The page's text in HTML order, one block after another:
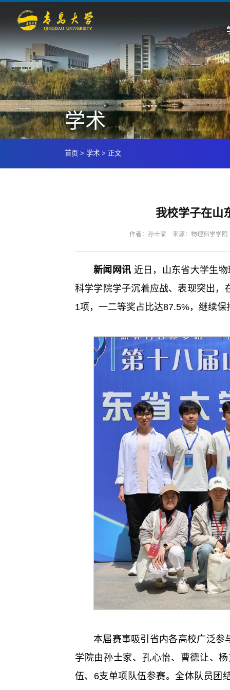
学术
首页 > 学术 > 正文
我校学子在山
作者：孙士家 来源：物理科学学
新闻网讯 近日，山东省大学生
科学学院学子沉着应战、表现突出，
1项，一二等奖占比达87.5%，继续
本届赛事吸引省内各高校广泛参
学院由孙士家、孔心怡、曹德让、
伍、6支单项队伍参赛。全体队员团